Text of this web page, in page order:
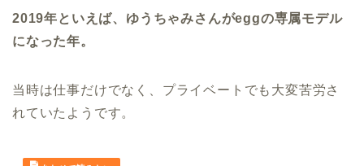
2019年といえば、ゆうちゃみさんがeggの専属モデル
になった年。
当時は仕事だけでなく、プライベートでも大変苦労さ
れていたようです。